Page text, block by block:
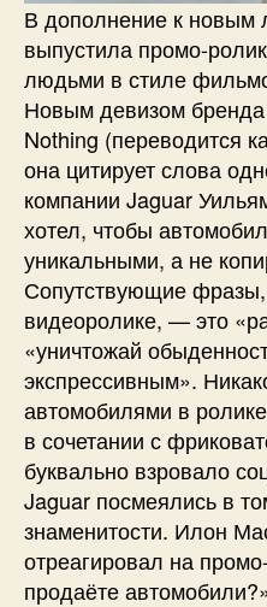
В дополнение к новым
выпустила промо-
людьми в стиле
Новым девизом
Nothing (переводится
она цитирует слова
компании Jaguar
хотел, чтобы
уникальными, а не
Сопутствующие
видеоролике, — это
«уничтожай
экспрессивным».
автомобилями в
в сочетании с
буквально взровало
Jaguar посмеялись в
знаменитости. Илон
отреагировал на
продаёте